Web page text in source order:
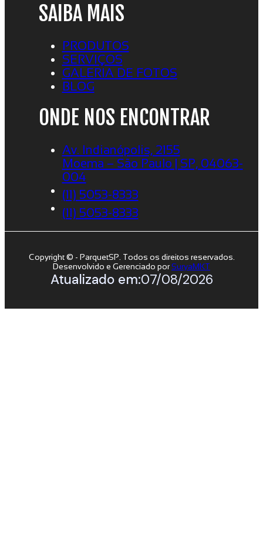
SAIBA MAIS
PRODUTOS
SERVIÇOS
GALERIA DE FOTOS
BLOG
ONDE NOS ENCONTRAR
Av. Indianópolis, 2155
Moema – São Paulo | SP, 04063-
004
(11) 5053-8333
(11) 5053-8333
Copyright © - ParquetSP. Todos os direitos reservados.
Desenvolvido e Gerenciado porSuryaMKT
Atualizado em:07/08/2026